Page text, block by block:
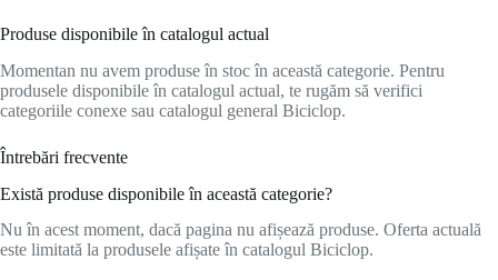
Produse disponibile în catalogul actual
Momentan nu avem produse în stoc în această categorie. Pentru
produsele disponibile în catalogul actual, te rugăm să verifici
categoriile conexe sau catalogul general Biciclop.
Întrebări frecvente
Există produse disponibile în această categorie?
Nu în acest moment, dacă pagina nu afișează produse. Oferta actuală
este limitată la produsele afișate în catalogul Biciclop.